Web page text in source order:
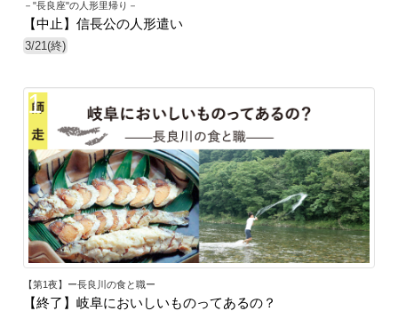
－"長良座"の人形里帰り－
【中止】信長公の人形遣い
3/21(終)
1
【第1夜】ー長良川の食と職ー
【終了】岐阜においしいものってあるの？